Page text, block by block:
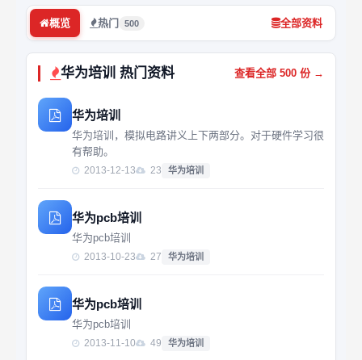
概览 热门 500 全部资料
华为培训 热门资料 查看全部 500 份 →
华为培训
华为培训，模拟电路讲义上下两部分。对于硬件学习很
有帮助。
2013-12-13 23 华为培训
华为pcb培训
华为pcb培训
2013-10-23 27 华为培训
华为pcb培训
华为pcb培训
2013-11-10 49 华为培训